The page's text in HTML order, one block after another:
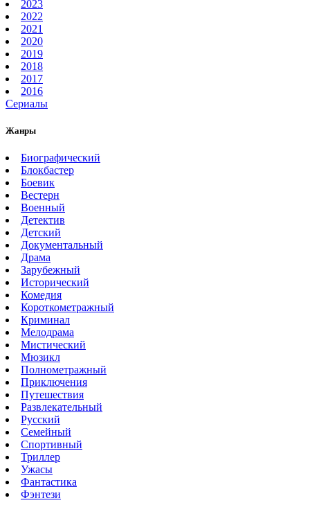
2023
2022
2021
2020
2019
2018
2017
2016
Сериалы
Жанры
Биографический
Блокбастер
Боевик
Вестерн
Военный
Детектив
Детский
Документальный
Драма
Зарубежный
Исторический
Комедия
Короткометражный
Криминал
Мелодрама
Мистический
Мюзикл
Полнометражный
Приключения
Путешествия
Развлекательный
Русский
Семейный
Спортивный
Триллер
Ужасы
Фантастика
Фэнтези